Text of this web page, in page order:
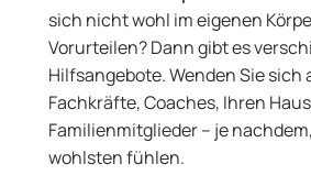
sich nicht wohl im eigenen
Vorurteilen? Dann gibt es
Hilfsangebote. Wenden Sie
Fachkräfte, Coaches, Ihren
Familienmitglieder – je
wohlsten fühlen.